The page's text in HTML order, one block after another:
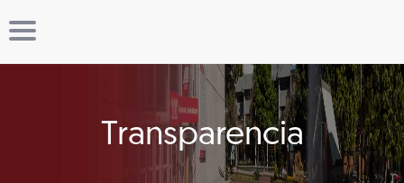
Transparencia